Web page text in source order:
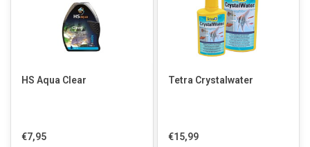
HS Aqua Clear
€7,95
Tetra Crystalwater
€15,99